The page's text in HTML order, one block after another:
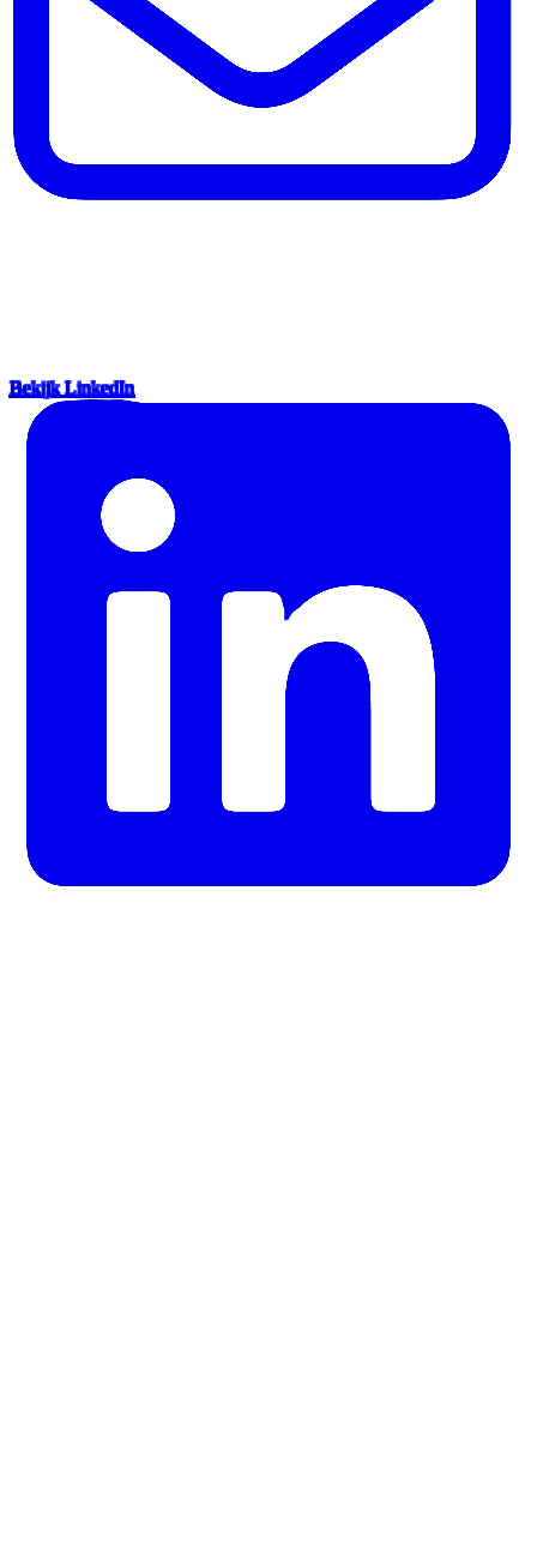
Bekijk LinkedIn